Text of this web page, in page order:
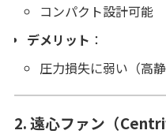
コンパクト設計可能
デメリット ：
圧力損失に弱い（高
2.遠心ファン（